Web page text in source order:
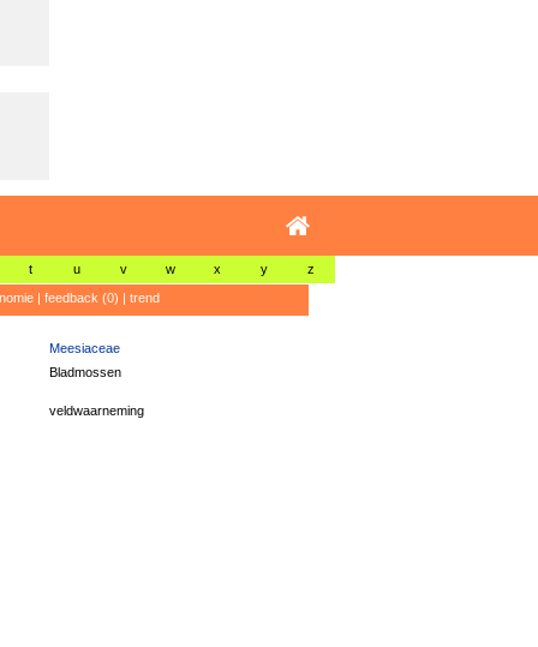
t u v w x y z
| feedback (0) | trend
Meesiaceae
Bladmossen
veldwaarneming